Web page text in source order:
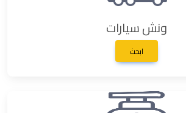
ونش سيارات
ابحث